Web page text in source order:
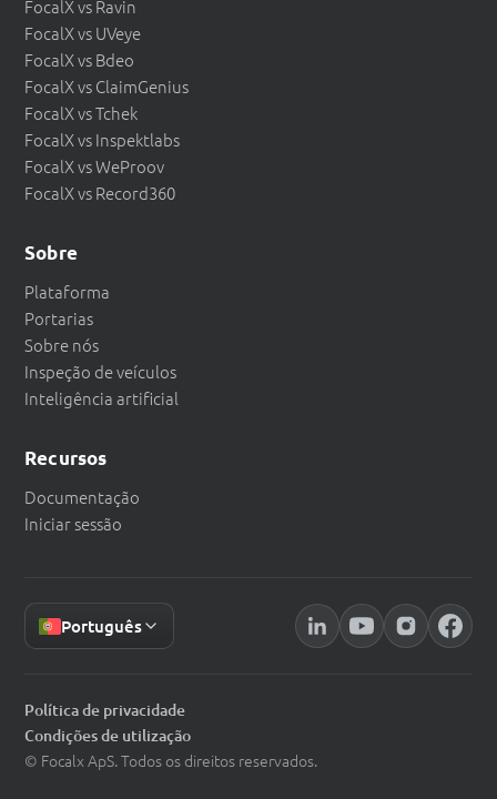
FocalX vs Ravin
FocalX vs UVeye
FocalX vs Bdeo
FocalX vs ClaimGenius
FocalX vs Tchek
FocalX vs Inspektlabs
FocalX vs WeProov
FocalX vs Record360
Sobre
Plataforma
Portarias
Sobre nós
Inspeção de veículos
Inteligência artificial
Recursos
Documentação
Iniciar sessão
Português
Política de privacidade
Condições de utilização
© Focalx ApS. Todos os direitos reservados.